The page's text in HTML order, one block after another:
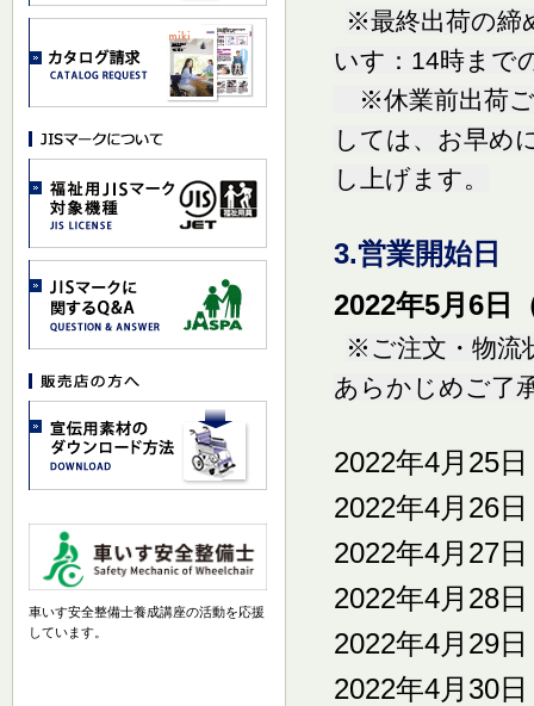
※最終出荷の締
いす：14時まで
※休業前出荷ご
しては、お早め
し上げます。
3.営業開始日
2022年5月6日
※ご注文・物流
あらかじめご了
2022年4月25
2022年4月26
2022年4月27
2022年4月28
2022年4月29
2022年4月30
車いす安全整備士養成講座の活動を応援
しています。